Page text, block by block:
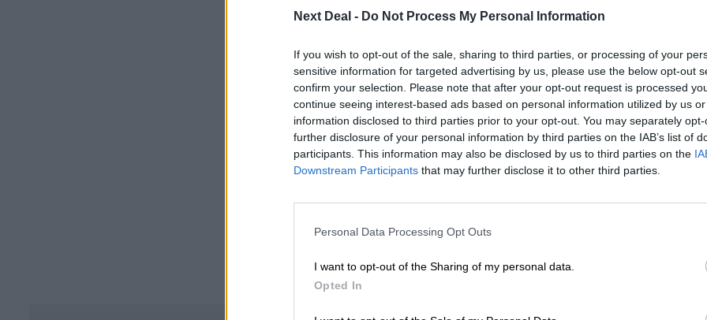
Next Deal - Do Not Process My Personal Information
If you wish to opt-out of the sale, sharing to third parties, or processing of your
sensitive information for targeted advertising by us, please use the below opt-out
confirm your selection. Please note that after your opt-out request is processed
continue seeing interest-based ads based on personal information utilized by us
information disclosed to third parties prior to your opt-out. You may separately
further disclosure of your personal information by third parties on the IAB’s list of
participants. This information may also be disclosed by us to third parties on the
Downstream Participants that may further disclose it to other third parties.
Personal Data Processing Opt Outs
I want to opt-out of the Sharing of my personal data.
Opted In